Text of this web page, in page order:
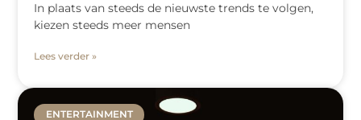
In plaats van steeds de nieuwste trends te volgen,
kiezen steeds meer mensen
Lees verder »
ENTERTAINMENT